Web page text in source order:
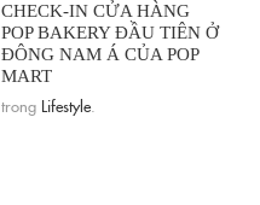
CHECK-IN CỬA HÀNG
POP BAKERY ĐẦU TIÊN Ở
ĐÔNG NAM Á CỦA POP
MART
trong Lifestyle